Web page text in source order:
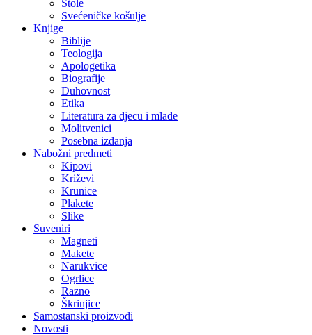
Štole
Svećeničke košulje
Knjige
Biblije
Teologija
Apologetika
Biografije
Duhovnost
Etika
Literatura za djecu i mlade
Molitvenici
Posebna izdanja
Nabožni predmeti
Kipovi
Križevi
Krunice
Plakete
Slike
Suveniri
Magneti
Makete
Narukvice
Ogrlice
Razno
Škrinjice
Samostanski proizvodi
Novosti